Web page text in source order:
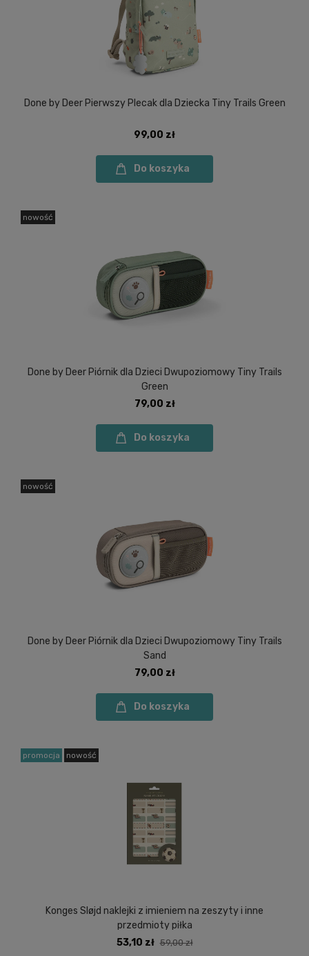
Done by Deer Pierwszy Plecak dla Dziecka Tiny Trails Green
99,00 zł
Do koszyka
Done by Deer Piórnik dla Dzieci Dwupoziomowy Tiny Trails
Green
79,00 zł
Do koszyka
nowość
Done by Deer Piórnik dla Dzieci Dwupoziomowy Tiny Trails
Sand
79,00 zł
Do koszyka
nowość
Konges Sløjd naklejki z imieniem na zeszyty i inne
przedmioty piłka
53,10 zł 59,00 zł
promocja nowość